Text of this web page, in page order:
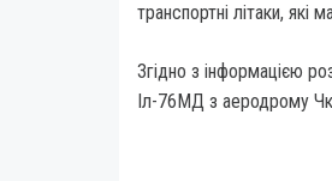
транспортні літаки,
Згідно з інформацією
Іл-76МД з аеродрому